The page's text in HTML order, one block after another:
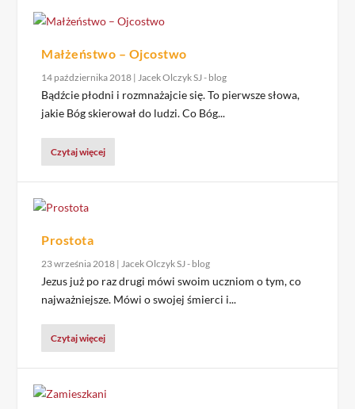
Małżeństwo – Ojcostwo
14 października 2018 |Jacek Olczyk SJ - blog
Bądźcie płodni i rozmnażajcie się. To pierwsze słowa,
jakie Bóg skierował do ludzi. Co Bóg...
Czytaj więcej
Prostota
23 września 2018 |Jacek Olczyk SJ - blog
Jezus już po raz drugi mówi swoim uczniom o tym, co
najważniejsze. Mówi o swojej śmierci i...
Czytaj więcej